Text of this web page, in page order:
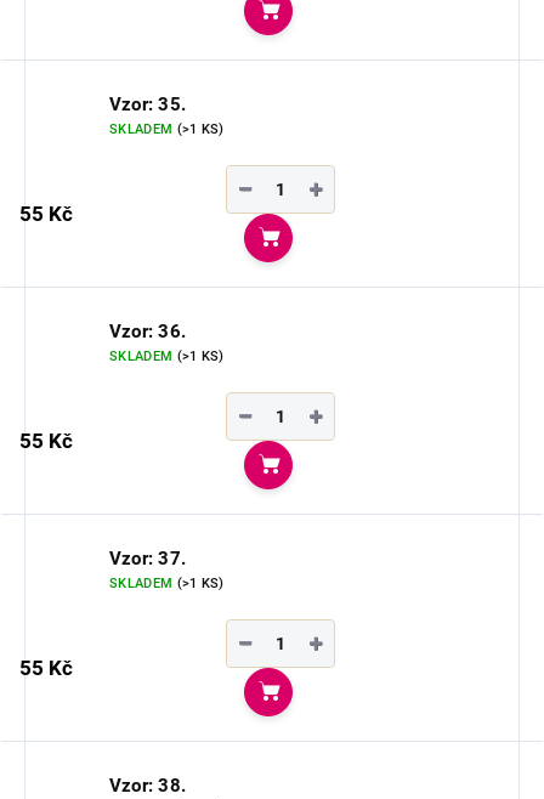
Do košíku
Vzor: 35.
SKLADEM (>1 KS)
55 Kč
+
−
Do košíku
Vzor: 36.
SKLADEM (>1 KS)
55 Kč
+
−
Do košíku
Vzor: 37.
SKLADEM (>1 KS)
55 Kč
+
−
Do košíku
Vzor: 38.